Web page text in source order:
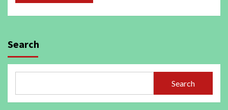
Search
Search